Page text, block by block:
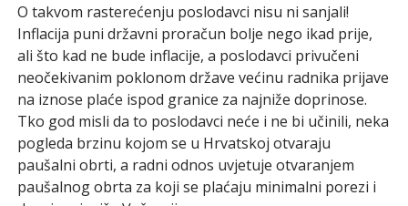
O takvom rasterećenju poslodavci nisu ni sanjali!
Inflacija puni državni proračun bolje nego ikad prije,
ali što kad ne bude inflacije, a poslodavci privučeni
neočekivanim poklonom države većinu radnika prijave
na iznose plaće ispod granice za najniže doprinose.
Tko god misli da to poslodavci neće i ne bi učinili, neka
pogleda brzinu kojom se u Hrvatskoj otvaraju
paušalni obrti, a radni odnos uvjetuje otvaranjem
paušalnog obrta za koji se plaćaju minimalni porezi i